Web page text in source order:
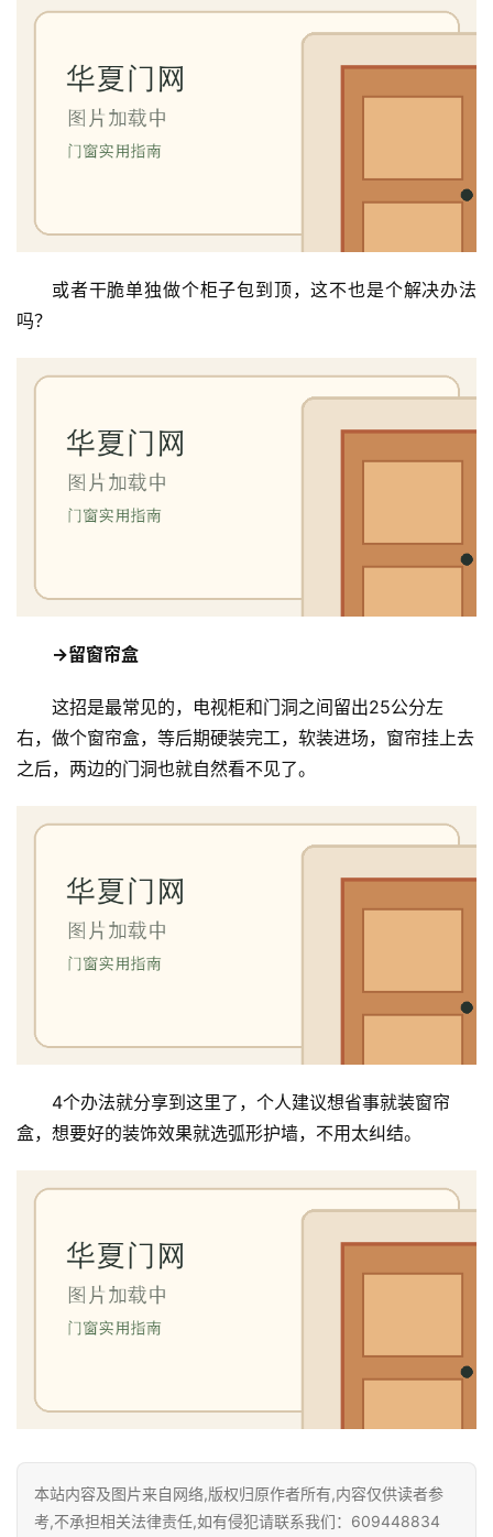
铝
门
安
门
联
系
登录 注册
或者干脆单独做个柜子包到顶，这不也是个解决办法
吗？
→留窗帘盒
这招是最常见的，电视柜和门洞之间留出25公分左
右，做个窗帘盒，等后期硬装完工，软装进场，窗帘挂上去
之后，两边的门洞也就自然看不见了。
4个办法就分享到这里了，个人建议想省事就装窗帘
盒，想要好的装饰效果就选弧形护墙，不用太纠结。
本站内容及图片来自网络,版权归原作者所有,内容仅供读者参
考,不承担相关法律责任,如有侵犯请联系我们：609448834